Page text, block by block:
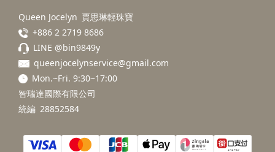
Queen Jocelyn 賈思琳輕珠寶
+886 2 2719 8686
LINE @bin9849y
queenjocelynservice@gmail.com
Mon.~Fri. 9:30~17:00
智瑞達國際有限公司
統編 28852584